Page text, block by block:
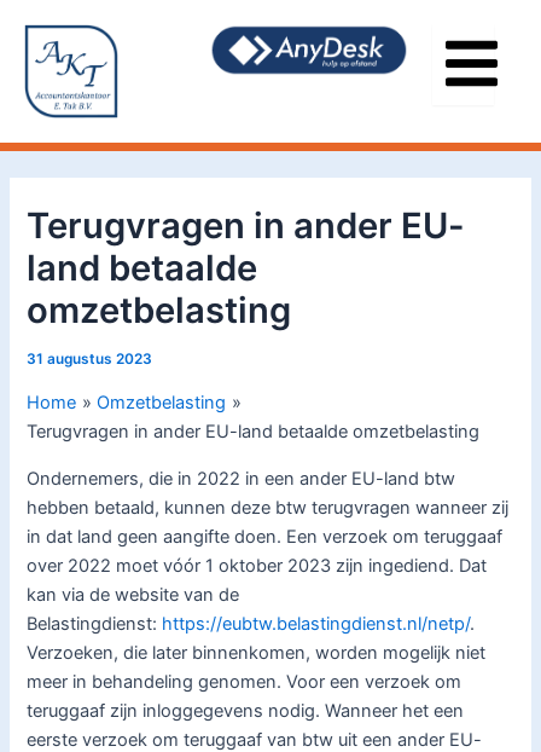
inhoud
Terugvragen in ander EU-
land betaalde
omzetbelasting
31 augustus 2023
Home
Omzetbelasting
Terugvragen in ander EU-land betaalde omzetbelasting
Ondernemers, die in 2022 in een ander EU-land btw
hebben betaald, kunnen deze btw terugvragen wanneer zij
in dat land geen aangifte doen. Een verzoek om teruggaaf
over 2022 moet vóór 1 oktober 2023 zijn ingediend. Dat
kan via de website van de
Belastingdienst: https://eubtw.belastingdienst.nl/netp/.
Verzoeken, die later binnenkomen, worden mogelijk niet
meer in behandeling genomen. Voor een verzoek om
teruggaaf zijn inloggegevens nodig. Wanneer het een
eerste verzoek om teruggaaf van btw uit een ander EU-
navigatie